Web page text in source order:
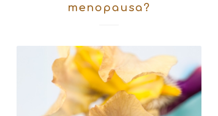
menopausa?